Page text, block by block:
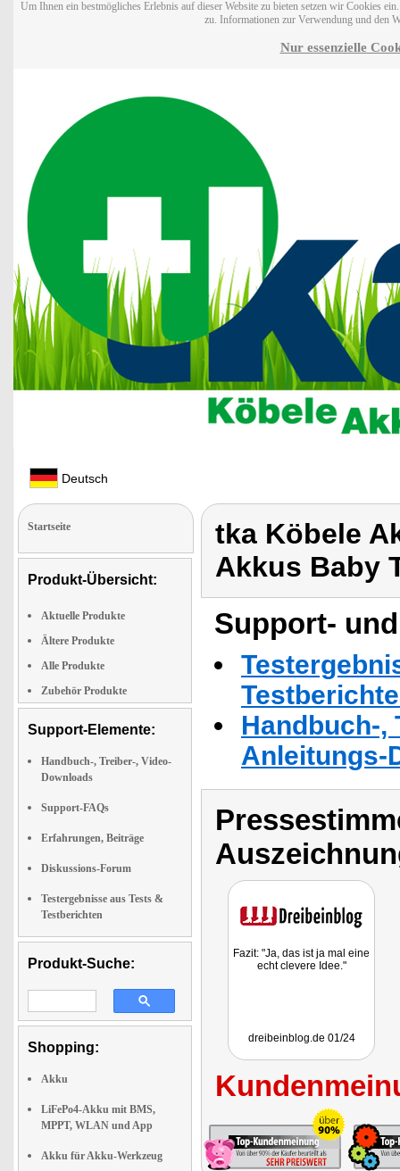
Um Ihnen ein bestmögliches Erlebnis auf dieser Website zu bieten setzen wir Cookies
zu. Informationen zur Verwendung und den
Nur essenzielle
Deutsch
Startseite
Produkt-Übersicht:
Aktuelle Produkte
Ältere Produkte
Alle Produkte
Zubehör Produkte
Support-Elemente:
Handbuch-, Treiber-, Video-
Downloads
Support-FAQs
Erfahrungen, Beiträge
Diskussions-Forum
Testergebnisse aus Tests &
Testberichten
Produkt-Suche:
Shopping:
Akku
LiFePo4-Akku mit BMS,
MPPT, WLAN und App
Akku für Akku-Werkzeug
tka Köbele
Akkus Baby
Support-
Handbuch-,
Anleitungs-
Fazit: "Ja, das ist ja mal eine
echt clevere Idee."
dreibeinblog.de 01/24